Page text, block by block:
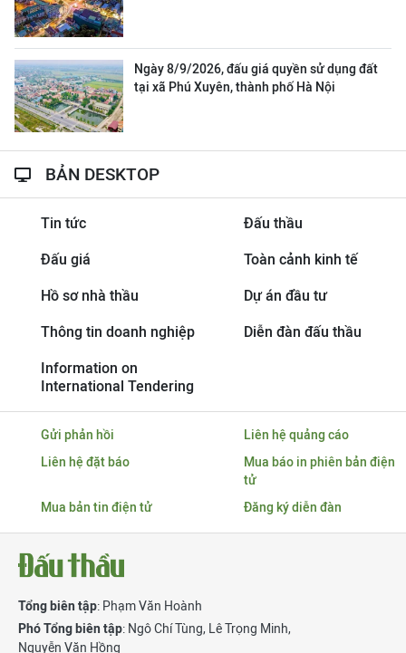
Ngày 8/9/2026, đấu giá quyền sử dụng đất
tại xã Phú Xuyên, thành phố Hà Nội
BẢN DESKTOP
Tin tức Đấu thầu
Đấu giá Toàn cảnh kinh tế
Hồ sơ nhà thầu Dự án đầu tư
Thông tin doanh nghiệp Diễn đàn đấu thầu
Information on
International Tendering
Gửi phản hồi
Liên hệ quảng cáo
Liên hệ đặt báo
Mua báo in phiên bản điện
tử
Mua bản tin điện tử
Đăng ký diễn đàn
Tổng biên tập: Phạm Văn Hoành
Phó Tổng biên tập: Ngô Chí Tùng, Lê Trọng Minh,
Nguyễn Văn Hồng